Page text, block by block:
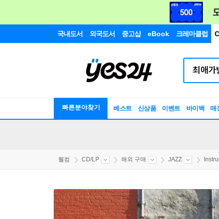
국내도서 외국도서 중고샵 eBook 크레마클럽
빠른분야찾기 베스트 신상품 이벤트 바이백 매
웰컴 CD/LP 해외 구매 JAZZ